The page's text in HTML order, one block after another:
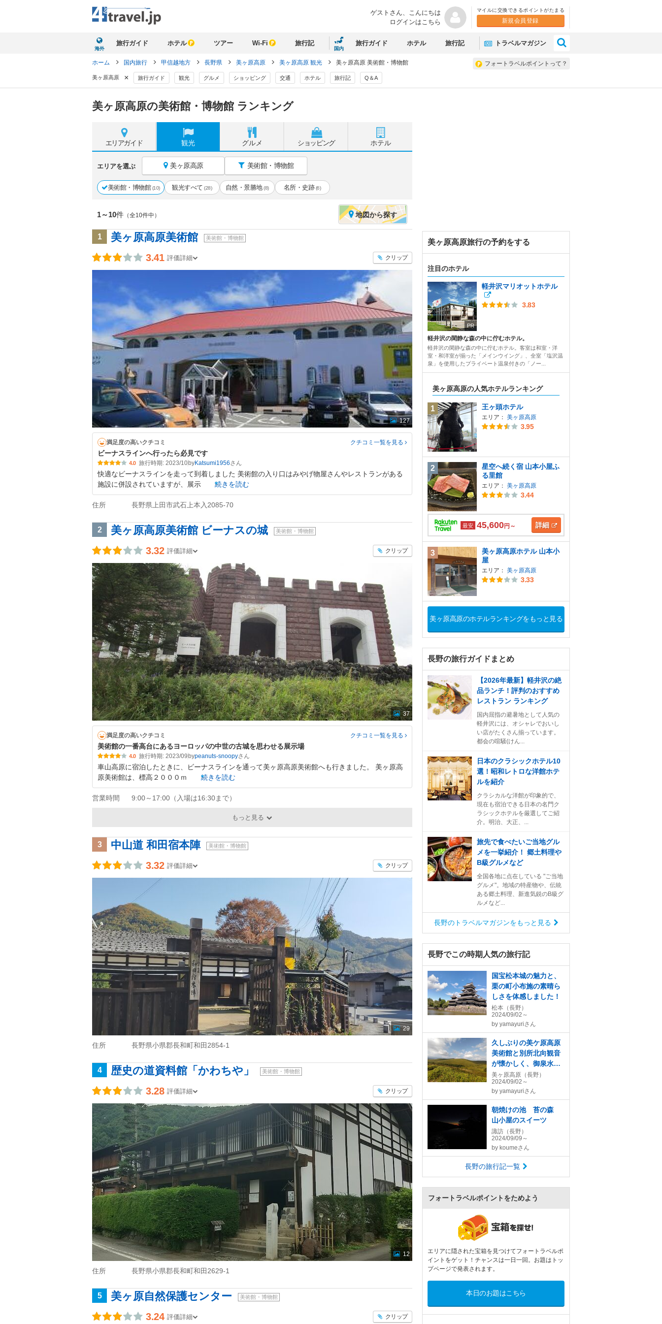
ゲストさん、 こんにちは
ログインはこちら
マイルに交換できるポイントがたまる
新規会員登録
海外
旅行ガイド ホテル ツアー Wi-Fi 旅行記
国内
旅行ガイド ホテル 旅行記 トラベルマガジン
フォートラベルポイントって？
ホーム 国内旅行 甲信越地方 長野県 美ヶ原高原 美ヶ原高原 観光 美ヶ原高原 美術館・博物館
美ヶ原高原 × 旅行ガイド 観光 グルメ ショッピング 交通 ホテル 旅行記 Q＆A
美ヶ原高原の美術館・博物館 ランキング
エリアガイド 観光 グルメ ショッピング ホテル
エリアを選ぶ 美ヶ原高原 美術館・博物館
美術館・博物館 (10) 観光すべて (28) 自然・景勝地 (8) 名所・史跡 (6)
1～10件 （全10件中） 地図から探す
1 美ヶ原高原美術館 美術館・博物館
3.41 評価詳細 クリップ
127
満足度の高いクチコミ クチコミ一覧を見る
ビーナスラインへ行ったら必見です
4.0 旅行時期: 2023/10byKatsumi1956
快適なビーナスラインを走って到着しました 美術館の入り口はみやげ物屋さんやレストランがある
施設に併設されていますが、展示
続きを読む
住所 長野県上田市武石上本入2085-70
2 美ヶ原高原美術館 ビーナスの城 美術館・博物館
3.32 評価詳細 クリップ
37
満足度の高いクチコミ クチコミ一覧を見る
美術館の一番高台にあるヨーロッパの中世の古城を思わせる展示場
4.0 旅行時期: 2023/09 bypeanuts-snoopy
車山高原に宿泊したときに、ビーナスラインを通って美ヶ原高原美術館へも行きました。 美ヶ原高
原美術館は、標高２０００ｍ
続きを読む
営業時間 9:00～17:00（入場は16:30まで）
もっと見る
3 中山道 和田宿本陣 美術館・博物館
3.32 評価詳細 クリップ
29
住所 長野県小県郡長和町和田2854-1
4 歴史の道資料館「かわちや」 美術館・博物館
3.28 評価詳細 クリップ
12
住所 長野県小県郡長和町和田2629-1
5 美ヶ原自然保護センター 美術館・博物館
3.24 評価詳細 クリップ
美ヶ原高原旅行の予約をする
注目のホテル
PR
軽井沢マリオットホテル
3.83
軽井沢の閑静な森の中に佇むホテル。
軽井沢の閑静な森の中に佇むホテル。客室は和室・洋
室・和洋室が揃った「メインウイング」、全室「塩沢温
泉」を使用したプライベート温泉付きの「ノー...
美ヶ原高原の人気ホテルランキング
1 王ヶ頭ホテル
エリア： 美ヶ原高原
3.95
2
星空へ続く宿 山本小屋ふ
る里館
エリア： 美ヶ原高原
3.44
最安 45,600円～ 詳細
3
美ヶ原高原ホテル 山本小
屋
エリア： 美ヶ原高原
3.33
美ヶ原高原のホテルランキングをもっと見る
長野の旅行ガイドまとめ
【2026年最新】軽井沢の絶
品ランチ！評判のおすすめ
レストラン ランキング
国内屈指の避暑地として人気の
軽井沢には、オシャレでおいし
い店がたくさん揃っています。
都会の喧騒(けん...
日本のクラシックホテル10
選！昭和レトロな洋館ホテ
ルを紹介
クラシカルな洋館が印象的で、
現在も宿泊できる日本の名門ク
ラシックホテルを厳選してご紹
介。明治、大正、...
旅先で食べたいご当地グル
メを一挙紹介！ 郷土料理や
B級グルメなど
全国各地に点在している "ご当地
グルメ"。地域の特産物や、伝統
ある郷土料理、新進気鋭のB級グ
ルメなど...
長野のトラベルマガジンをもっと見る
長野でこの時期人気の旅行記
国宝松本城の魅力と、
栗の町小布施の素晴ら
しさを体感しました！
松本（長野）
2024/09/02～
by yamayuriさん
久しぶりの美ケ原高原
美術館と別所北向観音
が懐かしく、御泉水自
然園と坪庭では清涼感
をたっぷり味わった
旅！！
美ヶ原高原（長野）
2024/09/02～
by yamayuriさん
朝焼けの池 苔の森
山小屋のスイーツ
諏訪（長野）
2024/09/09～
by koumeさん
長野の旅行記一覧
フォートラベルポイントをためよう
エリアに隠された宝箱を見つけてフォートラベルポ
イントをゲット！チャンスは一日一回。お題はトッ
プページで発表されます。
本日のお題はこちら